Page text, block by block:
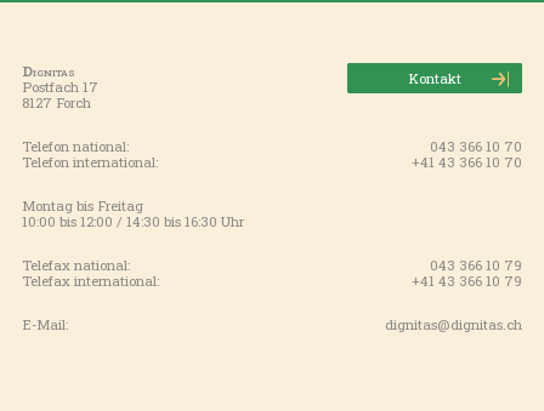
Dignitas
Postfach 17
8127 Forch
Kontakt
Telefon national:
043 366 10 70
Telefon international:
+41 43 366 10 70
Montag bis Freitag
10:00 bis 12:00 / 14:30 bis 16:30 Uhr
Telefax national:
043 366 10 79
Telefax international:
+41 43 366 10 79
E-Mail: dignitas@dignitas.ch